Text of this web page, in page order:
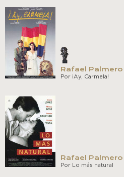
Rafael Palmero
Por ¡Ay, Carmela!
Rafael Palmero
Por Lo más natural